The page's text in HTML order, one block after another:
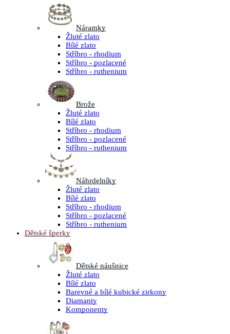
Náramky
Žluté zlato
Bílé zlato
Stříbro - rhodium
Stříbro - pozlacené
Stříbro - ruthenium
Brože
Žluté zlato
Bílé zlato
Stříbro - rhodium
Stříbro - pozlacené
Stříbro - ruthenium
Náhrdelníky
Žluté zlato
Bílé zlato
Stříbro - rhodium
Stříbro - pozlacené
Stříbro - ruthenium
Dětské šperky
Dětské náušnice
Žluté zlato
Bílé zlato
Barevné a bílé kubické zirkony
Diamanty
Komponenty